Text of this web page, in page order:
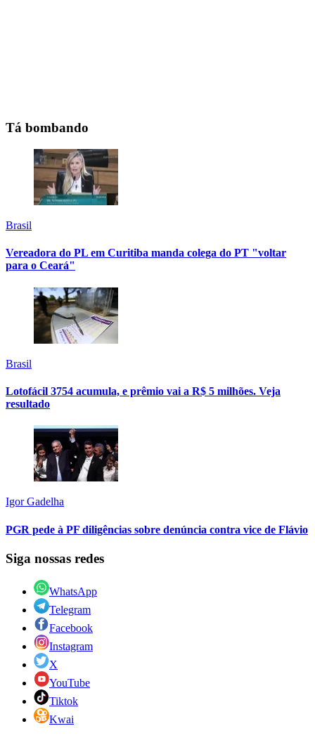
Tá bombando
Brasil
Vereadora do PL em Curitiba manda colega do PT "voltar
para o Ceará"
Brasil
Lotofácil 3754 acumula, e prêmio vai a R$ 5 milhões. Veja
resultado
Igor Gadelha
PGR pede à PF diligências sobre denúncia contra vice de Flávio
Siga nossas redes
WhatsApp
Telegram
Facebook
Instagram
X
YouTube
Tiktok
Kwai